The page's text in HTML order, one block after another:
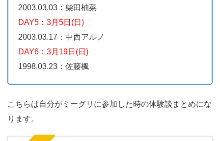
2003.03.03：柴田柚菜
DAY5：3月5日(日)
2003.03.17：中西アルノ
DAY6：3月19日(日)
1998.03.23：佐藤楓
こちらは自分がミーグリに参加した時の体験談まとめにな
ります。